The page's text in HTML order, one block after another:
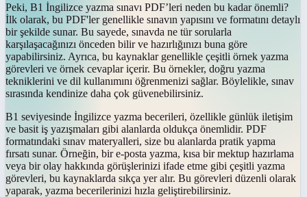
Peki, B1 İngilizce yazma sınavı PDF’leri neden bu kadar önemli?
İlk olarak, bu PDF'ler genellikle sınavın yapısını ve formatını detaylı
bir şekilde sunar. Bu sayede, sınavda ne tür sorularla
karşılaşacağınızı önceden bilir ve hazırlığınızı buna göre
yapabilirsiniz. Ayrıca, bu kaynaklar genellikle çeşitli örnek yazma
görevleri ve örnek cevaplar içerir. Bu örnekler, doğru yazma
tekniklerini ve dil kullanımını öğrenmenizi sağlar. Böylelikle, sınav
sırasında kendinize daha çok güvenebilirsiniz.
B1 seviyesinde İngilizce yazma becerileri, özellikle günlük iletişim
ve basit iş yazışmaları gibi alanlarda oldukça önemlidir. PDF
formatındaki sınav materyalleri, size bu alanlarda pratik yapma
fırsatı sunar. Örneğin, bir e-posta yazma, kısa bir mektup hazırlama
veya bir olay hakkında görüşlerinizi ifade etme gibi çeşitli yazma
görevleri, bu kaynaklarda sıkça yer alır. Bu görevleri düzenli olarak
yaparak, yazma becerilerinizi hızla geliştirebilirsiniz.